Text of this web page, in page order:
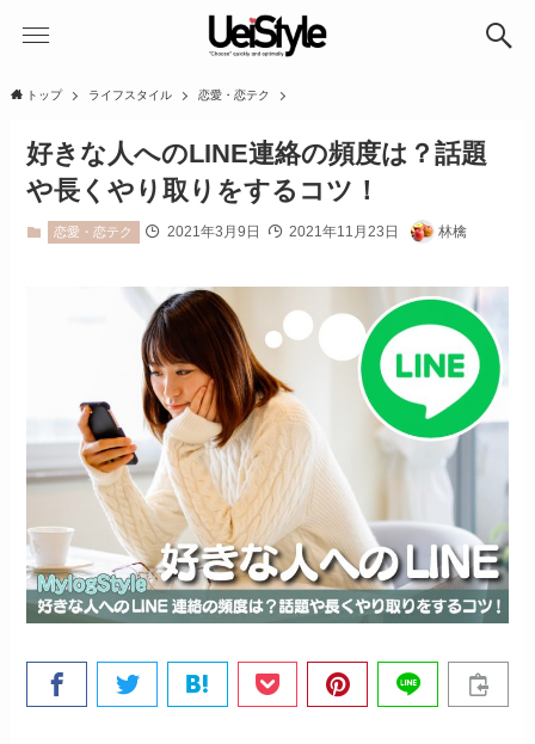
トップ ライフスタイル 恋愛・恋テク
好きな人へのLINE連絡の頻度は？話題
や長くやり取りをするコツ！
恋愛・恋テク 2021年3月9日 2021年11月23日 林檎